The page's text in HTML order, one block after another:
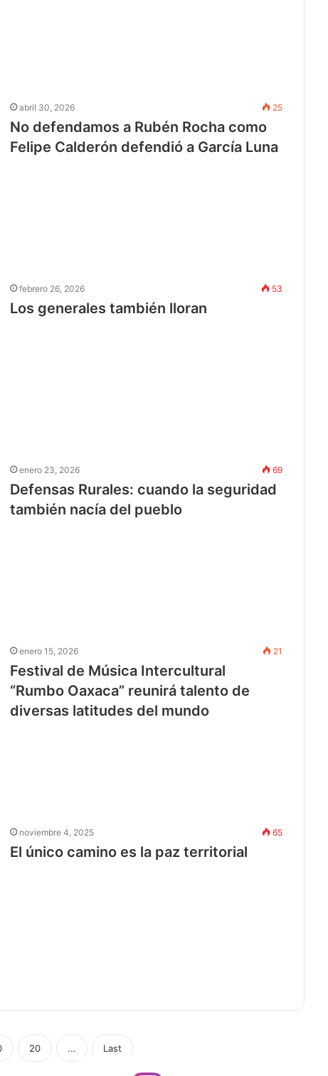
abril 30, 2026 25
No defendamos a Rubén Rocha como
Felipe Calderón defendió a García Luna
febrero 26, 2026 53
Los generales también lloran
enero 23, 2026 69
Defensas Rurales: cuando la seguridad
también nacía del pueblo
enero 15, 2026 21
Festival de Música Intercultural
“Rumbo Oaxaca” reunirá talento de
diversas latitudes del mundo
noviembre 4, 2025 65
El único camino es la paz territorial
20 ... Last